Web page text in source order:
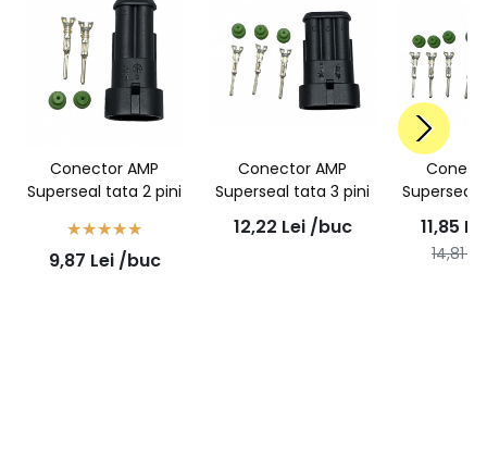
Conector AMP
Superseal tata 2 pini
9,87 Lei /buc
Conector AMP
Superseal tata 3 pini
12,22 Lei /buc
Superseal
11,85 Lei
14,81